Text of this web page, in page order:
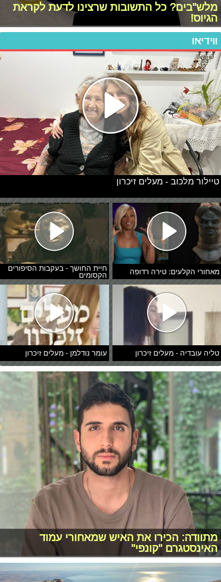
מלש"בים? כל התשובות שרצינו לדעת לקראת
הגיוס!
ווידיאו
מאחורי הקלעים: טירה רדופה
חיית החושך - בעקבות הסיפורים
הקסומים
טליה עובדיה - מעלים זיכרון עומר נודלמן - מעלים זיכרון
טיילור מלכוב - מעלים זיכרון
מתוודה: הכירו את האיש שמאחורי עמוד
האינסטגרם "קונפי"